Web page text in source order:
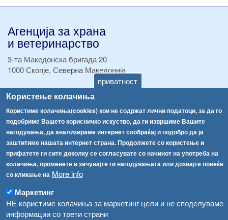
приватност
Користење колачиња
Користиме колачиња(cookies) кои не содржат лични податоци, за да го
подобриме Вашето корисничко искуство, да ги извршиме Вашите
нагодувања, да анализираме интернет сообраќај и подобро да ја
заштитиме нашата интернет страна. Продолжете со користење и
прифатете ги сите доколку се согласувате со начинот на употреба на
колачиња, променете и зачувајте ги нагодувањата или дознајте повеќе
со кликање на More info
Маркетинг
НЕ користиме колачиња за маркетинг цели и не споделуваме
информации со трети страни
Агенција за храна
и ветеринарство
3-та Македонска бригада 20
1000 Скопје, Северна Македонија
ТЕЛ:+389 2 2457 895
ТЕЛ:+389 2 2457 873
Факс:+389 2 2457 893
Факс:+389 2 2457 871
info@fva.gov.mk
[АХВ-претходна страна]
Соопштенија
Високите температури ризик од труење со храна, опасни се и за животните
Навигација
Регистри